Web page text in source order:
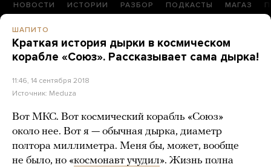
НОВОСТИ ИСТОРИИ РАЗБОР ПОДКАСТЫ МАГАЗ
ШАПИТО
Краткая история дырки в космическом
корабле «Союз». Рассказывает сама дырка!
11:46, 14 сентября 2018
Источник: Meduza
Вот МКС. Вот космический корабль «Союз»
около нее. Вот я — обычная дырка, диаметр
полтора миллиметра. Меня бы, может, вообще
не было, но «космонавт учудил». Жизнь полна